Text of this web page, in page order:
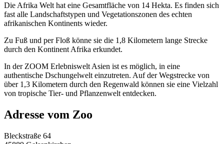
Die Afrika Welt hat eine Gesamtfläche von 14 Hekta. Es finden sich
fast alle Landschaftstypen und Vegetationszonen des echten
afrikanischen Kontinents wieder.
Zu Fuß und per Floß könne sie die 1,8 Kilometern lange Strecke
durch den Kontinent Afrika erkundet.
In der ZOOM Erlebniswelt Asien ist es möglich, in eine
authentische Dschungelwelt einzutreten. Auf der Wegstrecke von
über 1,3 Kilometern durch den Regenwald können sie eine Vielzahl
von tropische Tier- und Pflanzenwelt entdecken.
Adresse vom Zoo
Bleckstraße 64